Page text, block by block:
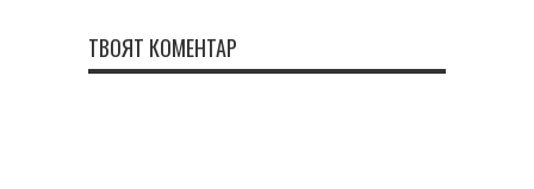
ТВОЯТ КОМЕНТАР